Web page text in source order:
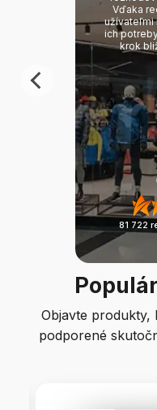
Vďaka
užívateľmi
ich
krok
81 722
Objavte produkty,
podporené